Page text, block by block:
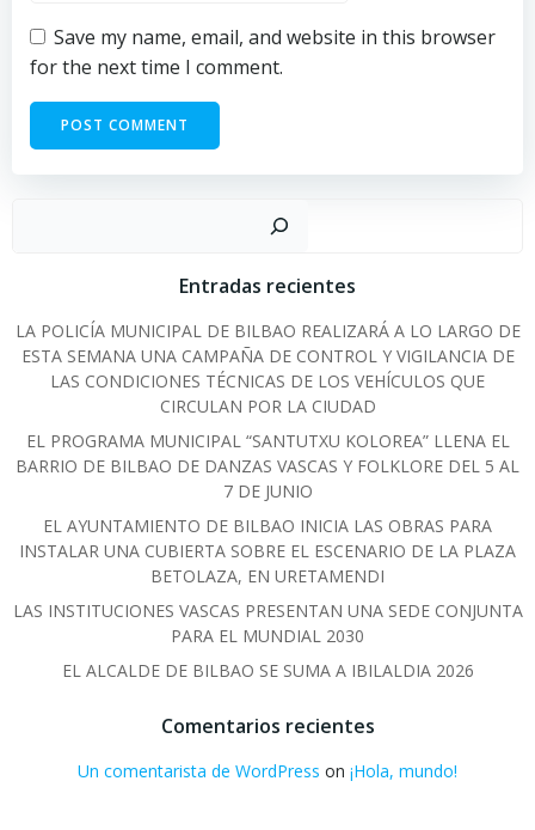
Save my name, email, and website in this browser
for the next time I comment.
Entradas recientes
LA POLICÍA MUNICIPAL DE BILBAO REALIZARÁ A LO LARGO DE
ESTA SEMANA UNA CAMPAÑA DE CONTROL Y VIGILANCIA DE
LAS CONDICIONES TÉCNICAS DE LOS VEHÍCULOS QUE
CIRCULAN POR LA CIUDAD
EL PROGRAMA MUNICIPAL “SANTUTXU KOLOREA” LLENA EL
BARRIO DE BILBAO DE DANZAS VASCAS Y FOLKLORE DEL 5 AL
7 DE JUNIO
EL AYUNTAMIENTO DE BILBAO INICIA LAS OBRAS PARA
INSTALAR UNA CUBIERTA SOBRE EL ESCENARIO DE LA PLAZA
BETOLAZA, EN URETAMENDI
LAS INSTITUCIONES VASCAS PRESENTAN UNA SEDE CONJUNTA
PARA EL MUNDIAL 2030
EL ALCALDE DE BILBAO SE SUMA A IBILALDIA 2026
Comentarios recientes
Un comentarista de WordPress on ¡Hola, mundo!